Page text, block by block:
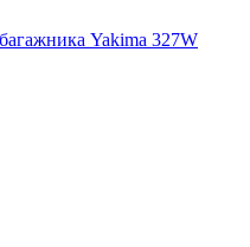
Yakima 327W